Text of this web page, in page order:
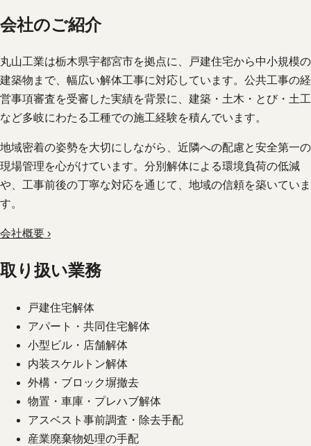
会社のご紹介
丸山工業は栃木県宇都宮市を拠点に、戸建住宅から中小規模の
建築物まで、幅広い解体工事に対応しています。公共工事の経
営事項審査を受審した実績を背景に、建築・土木・とび・土工
など多岐にわたる工種での施工経験を積んでいます。
地域密着の姿勢を大切にしながら、近隣への配慮と安全第一の
現場管理を心がけています。分別解体による環境負荷の低減
や、工事前後の丁寧な対応を通じて、地域の信頼を築いていま
す。
会社概要 ›
取り扱い業務
戸建住宅解体
アパート・共同住宅解体
小型ビル・店舗解体
内装スケルトン解体
外構・ブロック塀撤去
物置・車庫・プレハブ解体
アスベスト事前調査・除去手配
産業廃棄物処理の手配